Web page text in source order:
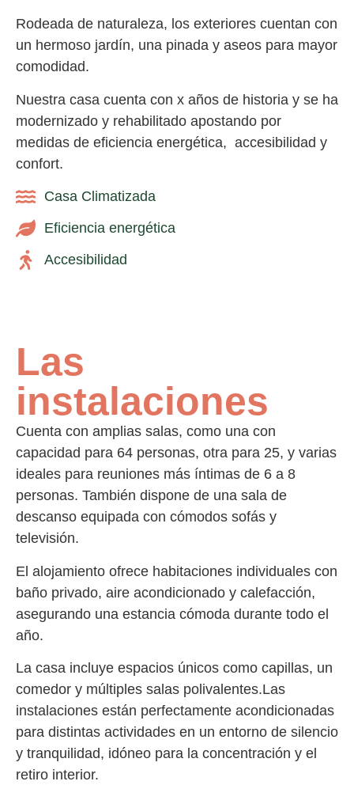
Rodeada de naturaleza, los exteriores cuentan con
un hermoso jardín, una pinada y aseos para mayor
comodidad.
Nuestra casa cuenta con x años de historia y se ha
modernizado y rehabilitado apostando por
medidas de eficiencia energética, accesibilidad y
confort.
Casa Climatizada
Eficiencia energética
Accesibilidad
Las
instalaciones
Cuenta con amplias salas, como una con
capacidad para 64 personas, otra para 25, y varias
ideales para reuniones más íntimas de 6 a 8
personas. También dispone de una sala de
descanso equipada con cómodos sofás y
televisión.
El alojamiento ofrece habitaciones individuales con
baño privado, aire acondicionado y calefacción,
asegurando una estancia cómoda durante todo el
año.
La casa incluye espacios únicos como capillas, un
comedor y múltiples salas polivalentes.Las
instalaciones están perfectamente acondicionadas
para distintas actividades en un entorno de silencio
y tranquilidad, idóneo para la concentración y el
retiro interior.